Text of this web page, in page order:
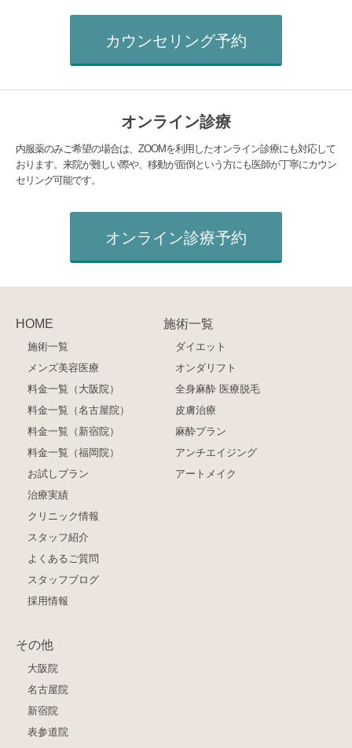
カウンセリング予約
オンライン診療
内服薬のみご希望の場合は、ZOOMを利用したオンライン診療にも対応して
おります。来院が難しい際や、移動が面倒という方にも医師が丁寧にカウン
セリング可能です。
オンライン診療予約
HOME
施術一覧
メンズ美容医療
料金一覧（大阪院）
料金一覧（名古屋院）
料金一覧（新宿院）
料金一覧（福岡院）
お試しプラン
治療実績
クリニック情報
スタッフ紹介
よくあるご質問
スタッフブログ
採用情報
施術一覧
ダイエット
オンダリフト
全身麻酔 医療脱毛
皮膚治療
麻酔プラン
アンチエイジング
アートメイク
その他
大阪院
名古屋院
新宿院
表参道院